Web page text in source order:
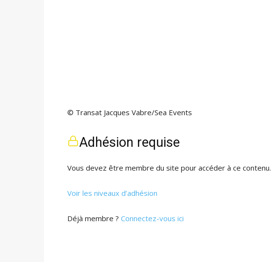
© Transat Jacques Vabre/Sea Events
Adhésion requise
Vous devez être membre du site pour accéder à ce contenu.
Voir les niveaux d’adhésion
Déjà membre ? Connectez-vous ici